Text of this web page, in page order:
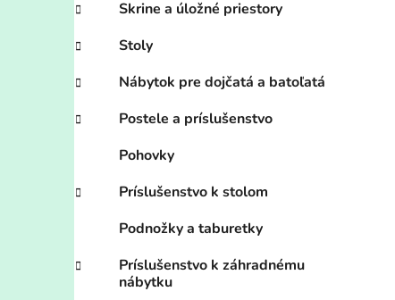
Skrine a úložné priestory
Stoly
Nábytok pre dojčatá a batoľatá
Postele a príslušenstvo
Pohovky
Príslušenstvo k stolom
Podnožky a taburetky
Príslušenstvo k záhradnému
nábytku